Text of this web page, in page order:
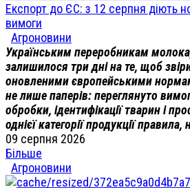
Експорт до ЄС: з 12 серпня діють
вимоги
Агроновини
Українським переробникам
залишилося три дні на те, щоб
оновленими європейськими
не лише паперів: переглянуто
обробки, ідентифікації тварин і
однієї категорії продукції
09 серпня 2026
Більше
Агроновини